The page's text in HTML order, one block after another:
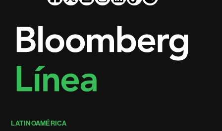
LATINOAMÉRICA